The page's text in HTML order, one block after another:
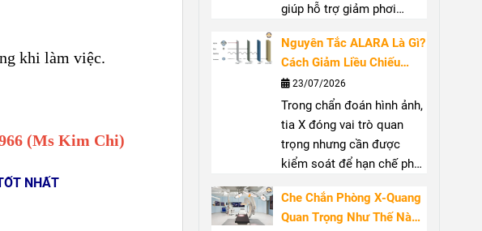
khi làm việc.
(Ms Kim Chi)
NHẤT
giúp hỗ trợ giảm phơi
nguồn tia X. Sản phẩm
thường được sử dụng tại
phòng X-quang, phòng can
thiệp và khu vực có máy C-
arm. Để đạt hiệu quả bảo
vệ phù hợp, người dùng
cần quan tâm đếntạp dề
đương chì, phạm vi che
phủ và thiết kế sản phẩm.
Nguyên Tắc ALARA Là Gì?
Cách Giảm Liều Chiếu
Trong Chẩn Đoán Hình
Ảnh
23/07/2026
Trong chẩn đoán hình ảnh,
tia X đóng vai trò quan
trọng nhưng cần được
kiểm soát để hạn chế phơi
Nguyên tắc ALARA(As
Low As Reasonably
Che Chắn Phòng X-Quang
Quan Trọng Như Thế Nào?